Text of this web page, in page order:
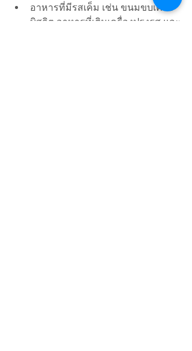
อาหารที่มีรสเค็ม เช่น ขนมขบเคี้ยว
บิสกิต อาหารที่เติมเครื่องปรุงรส และ